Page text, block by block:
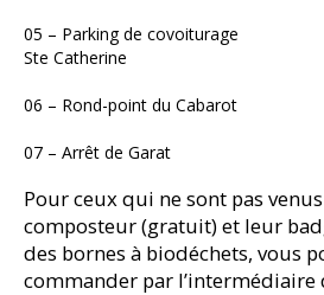
05 – Parking de covoiturage
Ste Catherine
06 – Rond-point du Cabarot
07 – Arrêt de Garat
Pour ceux qui ne sont pas
composteur (gratuit) et leur
des bornes à biodéchets, vous
commander par l’intermédiaire